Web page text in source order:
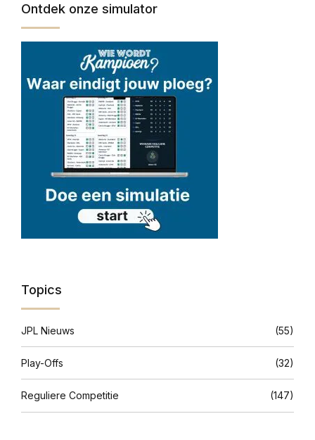
Ontdek onze simulator
Topics
JPL Nieuws (55)
Play-Offs (32)
Reguliere Competitie (147)